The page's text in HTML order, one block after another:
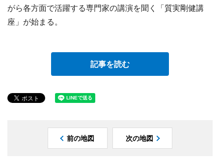
がら各方面で活躍する専門家の講演を聞く「質実剛健講
座」が始まる。
記事を読む
前の地図 次の地図